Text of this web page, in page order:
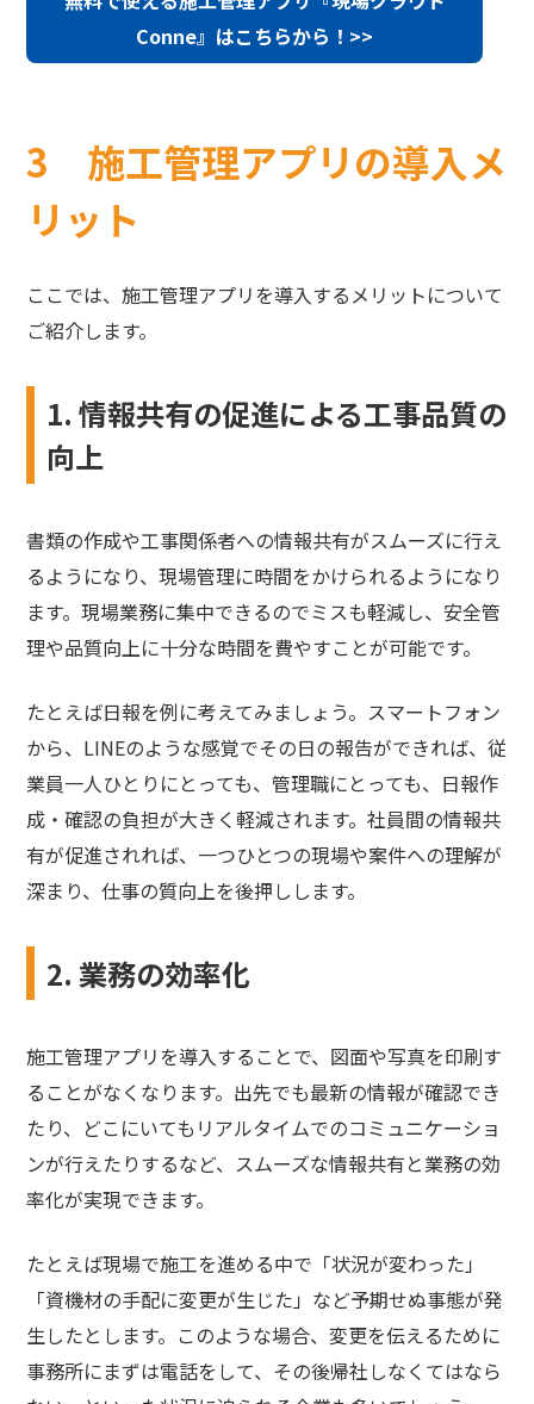
Conne』はこちらから！>>
3 施工管理アプリの導入メ
リット
ここでは、施工管理アプリを導入するメリットについて
ご紹介します。
1. 情報共有の促進による工事品質の
向上
書類の作成や工事関係者への情報共有がスムーズに行え
るようになり、現場管理に時間をかけられるようになり
ます。現場業務に集中できるのでミスも軽減し、安全管
理や品質向上に十分な時間を費やすことが可能です。
たとえば日報を例に考えてみましょう。スマートフォン
から、LINEのような感覚でその日の報告ができれば、従
業員一人ひとりにとっても、管理職にとっても、日報作
成・確認の負担が大きく軽減されます。社員間の情報共
有が促進されれば、一つひとつの現場や案件への理解が
深まり、仕事の質向上を後押しします。
2. 業務の効率化
施工管理アプリを導入することで、図面や写真を印刷す
ることがなくなります。出先でも最新の情報が確認でき
たり、どこにいてもリアルタイムでのコミュニケーショ
ンが行えたりするなど、スムーズな情報共有と業務の効
率化が実現できます。
たとえば現場で施工を進める中で「状況が変わった」
「資機材の手配に変更が生じた」など予期せぬ事態が発
生したとします。このような場合、変更を伝えるために
事務所にまずは電話をして、その後帰社しなくてはなら